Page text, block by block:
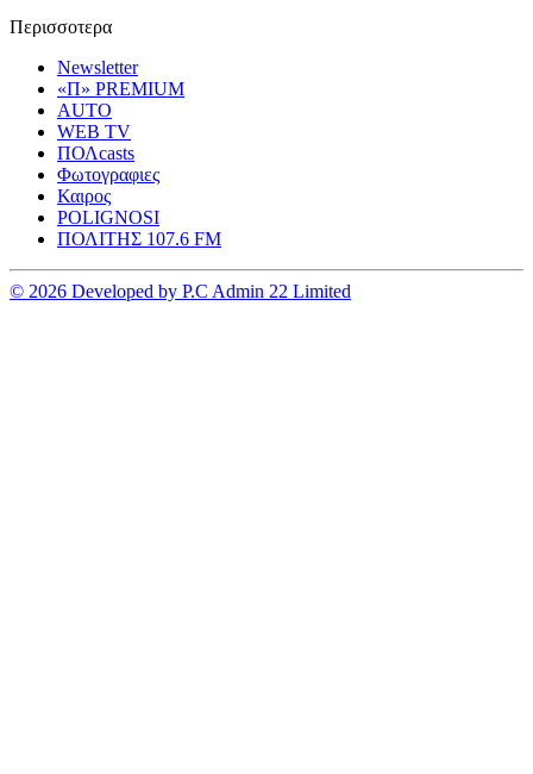
Περισσοτερα
Newsletter
«Π» PREMIUM
AUTO
WEB TV
ΠΟΛcasts
Φωτογραφιες
Καιρος
POLIGNOSI
ΠΟΛΙΤΗΣ 107.6 FM
© 2026 Developed by P.C Admin 22 Limited